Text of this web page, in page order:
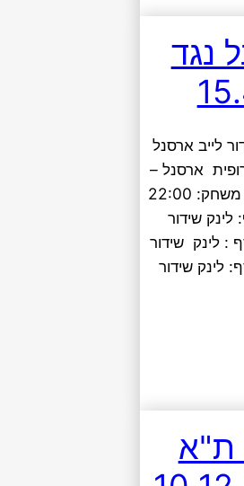
נגד
לייב ארסנל
ארסנל –
סלביה פראג יום רביעי 15.4.21 שעת משחק: 22:00
לינק שידור
: לינק שידור
לינק שידור
ת"א